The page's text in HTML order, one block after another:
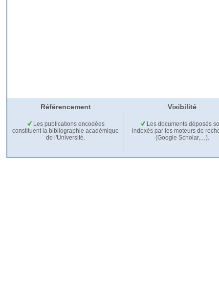
Référencement Visibilité
Les publications encodées
constituent la bibliographie académique
de l'Université.
Les documents déposés
indexés par les moteurs de
(Google Scholar,…).